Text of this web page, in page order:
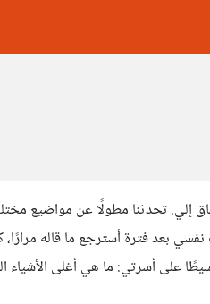
إلي. تحدثنا مطولًا عن مواضيع
بعد فترة أسترجع ما قاله
على أسرتي: ما هي أغلى